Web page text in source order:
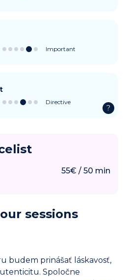
Important
Directive
?
55€ / 50 min
sessions
budem prinášať láskavosť,
Spoločne